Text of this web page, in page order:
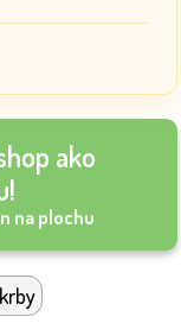
ako
na plochu